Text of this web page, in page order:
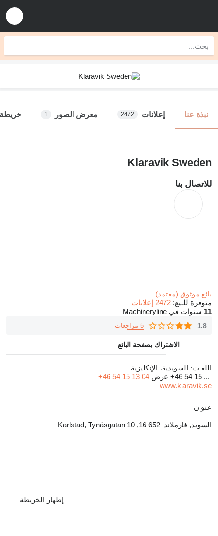
نبذة عنا إعلانات 2472 معرض الصور 1 خريطة
Klaravik Sweden
للاتصال بنا
بائع موثوق (معتمد)
متوفرة للبيع: 2472 إعلانات
11 سنوات في Machineryline
1.8 5 مراجعات
الاشتراك بصفحة البائع
اللغات: السويدية، الإنكليزية
+46 54 15 ... عرض +46 54 15 13 04
www.klaravik.se
عنوان
السويد, فارملاند, 652 16, Karlstad, Tynäsgatan 10
إظهار الخريطة